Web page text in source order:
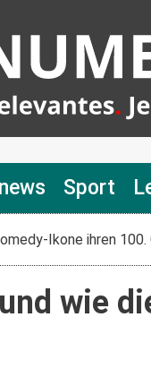
Sport
Ikone ihren
wie